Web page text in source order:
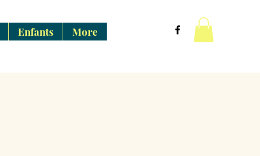
Enfants More